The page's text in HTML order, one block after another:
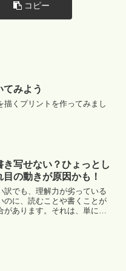
コピー
てみよう
描くプリントを作ってみまし
き写せない？ひょっとし
目の動きが原因かも！
訳でも、理解力が劣っている
のに、読むことや書くことが
があります。それは、単に、